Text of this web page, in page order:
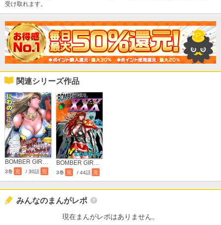
受け取れます。
関連シリーズ作品
BOMBER GIRL CRASH！ ボンバーガール・クラッシュ！
3巻 完 / 30話 完
BOMBER GIRL XXX ボンバーガール・トリプルエックス
3巻 完 / 44話 完
みんなのまんがレポ
現在まんがレポはありません。